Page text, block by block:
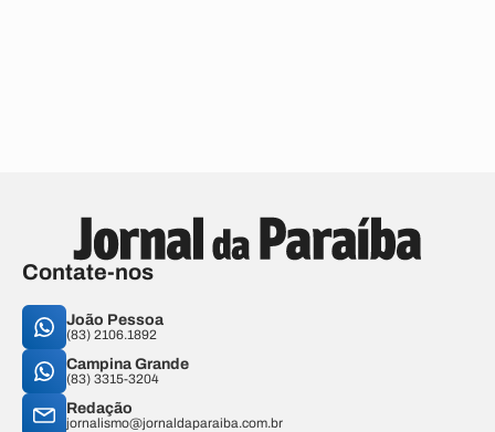
Contate-nos
João Pessoa
(83) 2106.1892
Campina Grande
(83) 3315-3204
Redação
jornalismo@jornaldaparaiba.com.br